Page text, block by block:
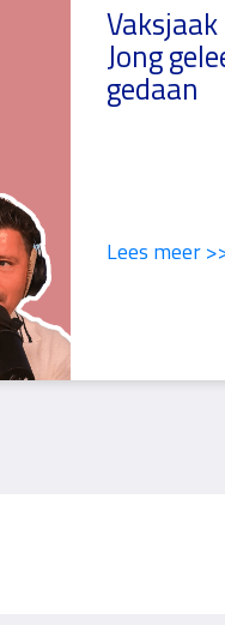
Jong
gedaan
Lees meer